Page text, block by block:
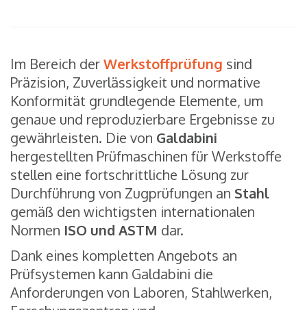
Im Bereich derWerkstoffprüfung sind
Präzision, Zuverlässigkeit und normative
Konformität grundlegende Elemente, um
genaue und reproduzierbare Ergebnisse zu
gewährleisten. Die von Galdabini
hergestellten Prüfmaschinen für Werkstoffe
stellen eine fortschrittliche Lösung zur
Durchführung von Zugprüfungen an Stahl
gemäß den wichtigsten internationalen
Normen ISO und ASTM dar.
Dank eines kompletten Angebots an
Prüfsystemen kann Galdabini die
Anforderungen von Laboren, Stahlwerken,